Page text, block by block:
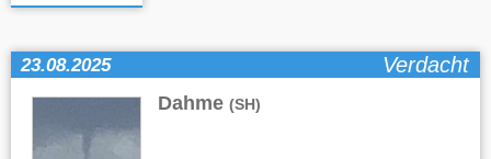
23.08.2025 Verdacht
Dahme (SH)